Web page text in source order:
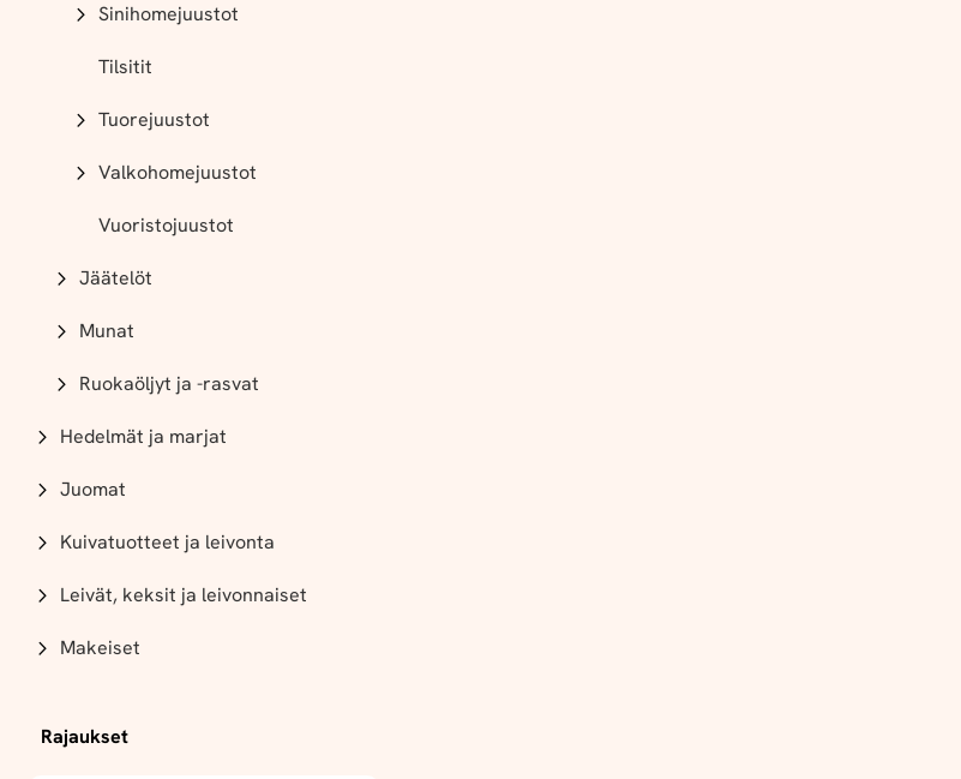
Sinihomejuustot
Tilsitit
Tuorejuustot
Valkohomejuustot
Vuoristojuustot
Jäätelöt
Munat
Ruokaöljyt ja -rasvat
Hedelmät ja marjat
Juomat
Kuivatuotteet ja leivonta
Leivät, keksit ja leivonnaiset
Makeiset
Rajaukset